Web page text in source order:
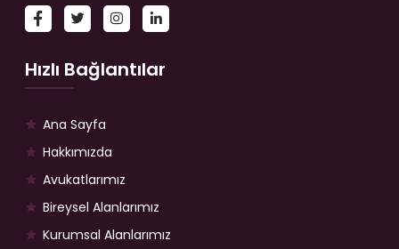
Hızlı Bağlantılar
Ana Sayfa
Hakkımızda
Avukatlarımız
Bireysel Alanlarımız
Kurumsal Alanlarımız